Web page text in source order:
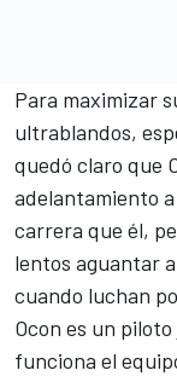
Para maximizar
ultrablandos,
quedó claro que
adelantamiento
carrera que él,
lentos aguantar
cuando luchan
Ocon es un
funciona el